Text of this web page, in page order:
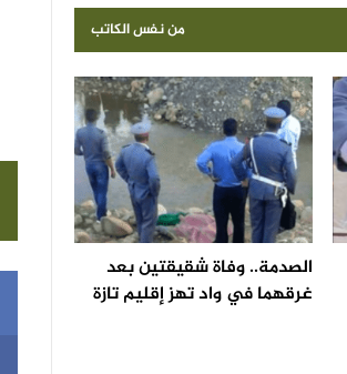
من نفس الكاتب
الصدمة.. وفاة شقيقتين بعد
غرقهما في واد تهز إقليم تازة